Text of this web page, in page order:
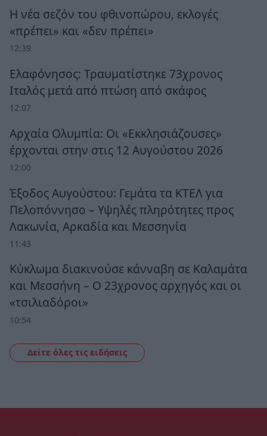
Η νέα σεζόν του φθινοπώρου, εκλογές
«πρέπει» και «δεν πρέπει»
12:39
Ελαφόνησος: Τραυματίστηκε 73χρονος
Ιταλός μετά από πτώση από σκάφος
12:07
Αρχαία Ολυμπία: Οι «Εκκλησιάζουσες»
έρχονται στην στις 12 Αυγούστου 2026
12:00
Έξοδος Αυγούστου: Γεμάτα τα ΚΤΕΛ για
Πελοπόννησο – Υψηλές πληρότητες προς
Λακωνία, Αρκαδία και Μεσσηνία
11:43
Κύκλωμα διακινούσε κάνναβη σε Καλαμάτα
και Μεσσήνη – Ο 23χρονος αρχηγός και οι
«τσιλιαδόροι»
10:54
Δείτε όλες τις ειδήσεις